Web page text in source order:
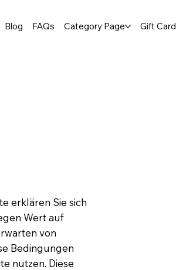
Blog FAQs Category Page Gift Card
erklären Sie sich
Wert auf
von
Bedingungen
nutzen. Diese